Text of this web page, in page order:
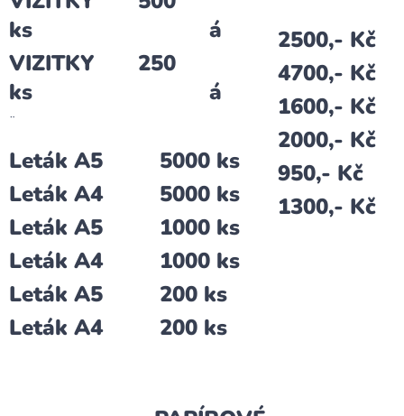
ks á
VIZITKY 250
ks á
¨
Leták A5 5000 ks
Leták A4 5000 ks
Leták A5 1000 ks
Leták A4 1000 ks
Leták A5 200 ks
Leták A4 200 ks
2500,- Kč
4700,- Kč
1600,- Kč
2000,- Kč
950,- Kč
1300,- Kč